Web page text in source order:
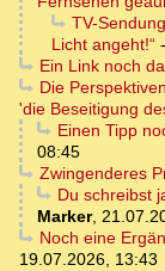
TV-
Licht angeht!“ -
Ein Link noch
Die
'die Beseitigung
Einen Tipp
08:45
Zwingenderes
Du schreibst
Marker,
Noch eine
19.07.2026, 13:43